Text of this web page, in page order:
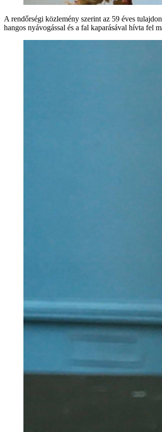
A rendőrségi közlemény szerint az 59 éves
hangos nyávogással és a fal kaparásával hívta fel